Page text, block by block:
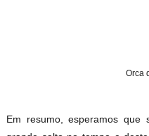
Orca
Em resumo, esperamos que